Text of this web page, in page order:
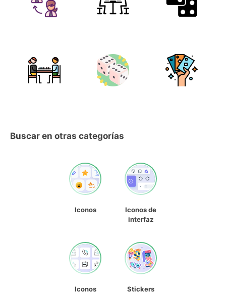
Buscar en otras categorías
Iconos
Iconos de
interfaz
Iconos
Stickers